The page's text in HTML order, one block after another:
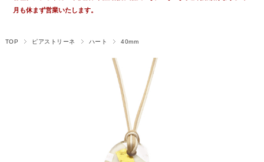
月も休まず営業いたします。
TOP ピアストリーネ ハート 40mm